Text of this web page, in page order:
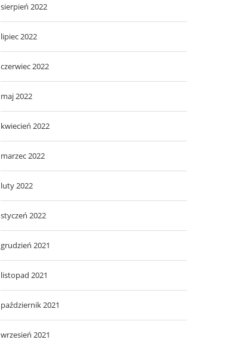
sierpień 2022
lipiec 2022
czerwiec 2022
maj 2022
kwiecień 2022
marzec 2022
luty 2022
styczeń 2022
grudzień 2021
listopad 2021
październik 2021
wrzesień 2021